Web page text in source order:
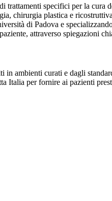
trattamenti specifici per la
chirurgia plastica e
di Padova e
attraverso spiegazioni
ambienti curati e dagli
Italia per fornire ai pazienti